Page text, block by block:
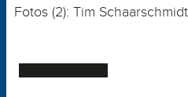
Fotos (2): Tim Schaarschmidt